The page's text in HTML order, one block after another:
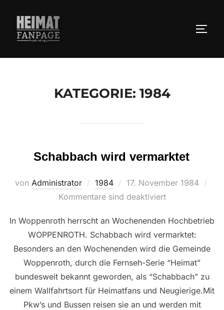
Inhalt
springen
KATEGORIE: 1984
Schabbach wird vermarktet
von Administrator 1984
Veröffentlicht
am
17. November 1984
Kommentare sind deaktiviert
In Woppenroth herrscht an Wochenenden Hochbetrieb
WOPPENROTH. Schabbach wird vermarktet:
Besonders an den Wochenenden wird die Gemeinde
Woppenroth, durch die Fernseh-Serie “Heimat”
bundesweit bekannt geworden, als “Schabbach” zu
einem Wallfahrtsort für Heimatfans und Neugierige.Mit
Pkw’s und Bussen reisen sie an und werden mit